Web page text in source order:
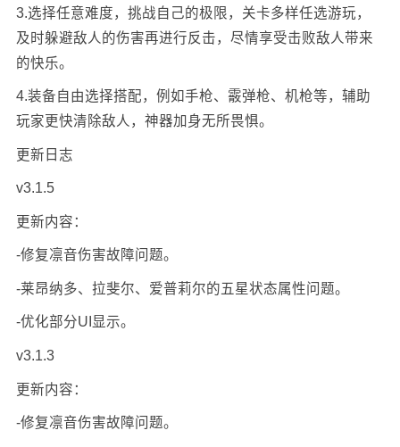
3.选择任意难度，挑战自己的极限，关卡多样任选游玩，
及时躲避敌人的伤害再进行反击，尽情享受击败敌人带来
的快乐。
4.装备自由选择搭配，例如手枪、霰弹枪、机枪等，辅助
玩家更快清除敌人，神器加身无所畏惧。
更新日志
v3.1.5
更新内容：
-修复凛音伤害故障问题。
-莱昂纳多、拉斐尔、爱普莉尔的五星状态属性问题。
-优化部分UI显示。
v3.1.3
更新内容：
-修复凛音伤害故障问题。